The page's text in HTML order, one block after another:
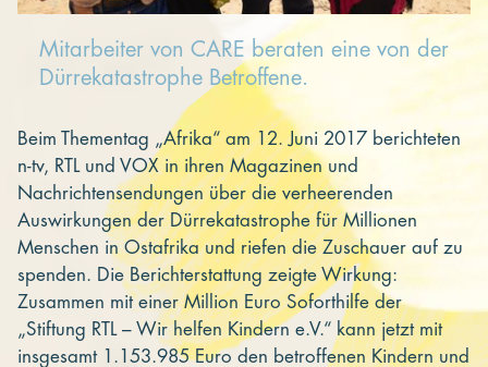
Mitarbeiter von CARE beraten eine von der
Dürrekatastrophe Betroffene.
Beim Thementag „Afrika“ am 12. Juni 2017 berichteten
n-tv, RTL und VOX in ihren Magazinen und
Nachrichtensendungen über die verheerenden
Auswirkungen der Dürrekatastrophe für Millionen
Menschen in Ostafrika und riefen die Zuschauer auf zu
spenden. Die Berichterstattung zeigte Wirkung:
Zusammen mit einer Million Euro Soforthilfe der
„Stiftung RTL – Wir helfen Kindern e.V.“ kann jetzt mit
insgesamt 1.153.985 Euro den betroffenen Kindern und